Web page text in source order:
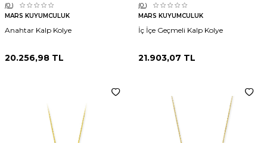
(0 )
MARS KUYUMCULUK
Anahtar Kalp Kolye
20.256,98 TL
(0 )
MARS KUYUMCULUK
İç İçe Geçmeli Kalp Kolye
21.903,07 TL